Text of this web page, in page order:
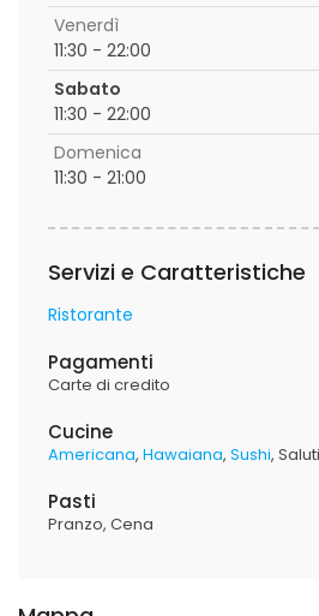
Venerdì
11:30 - 22:00
Sabato
11:30 - 22:00
Domenica
11:30 - 21:00
Servizi e Caratteristiche
Ristorante
Pagamenti
Carte di credito
Cucine
Americana Hawaiana Sushi
Pasti
Pranzo Cena